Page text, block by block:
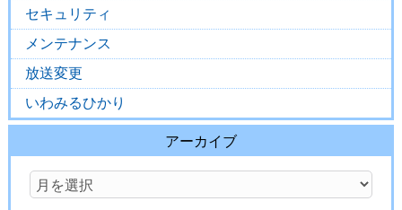
セキュリティ
メンテナンス
放送変更
いわみるひかり
アーカイブ